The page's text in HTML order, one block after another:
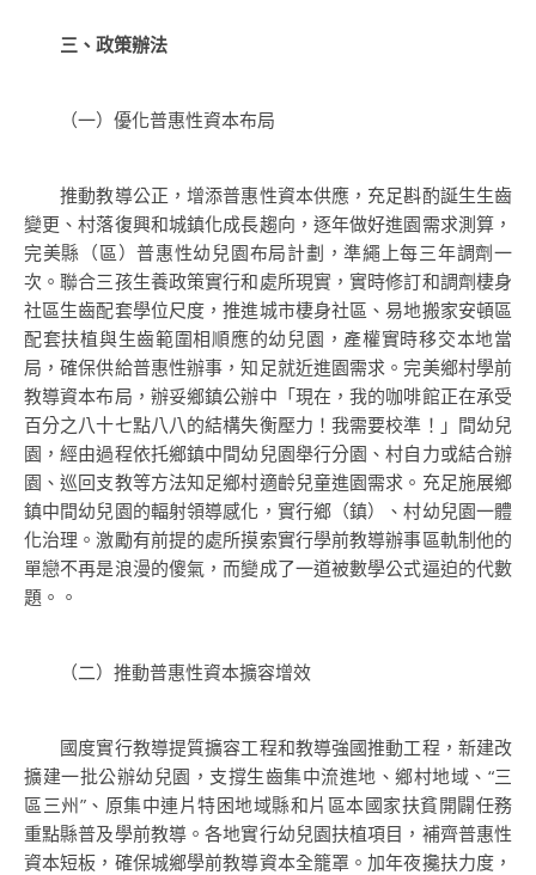
三、政策辦法
（一）優化普惠性資本布局
推動教導公正，增添普惠性資本供應，充足斟酌誕生生齒
變更、村落復興和城鎮化成長趨向，逐年做好進園需求測算，
完美縣（區）普惠性幼兒園布局計劃，準繩上每三年調劑一
次。聯合三孩生養政策實行和處所現實，實時修訂和調劑棲身
社區生齒配套學位尺度，推進城市棲身社區、易地搬家安頓區
配套扶植與生齒範圍相順應的幼兒園，產權實時移交本地當
局，確保供給普惠性辦事，知足就近進園需求。完美鄉村學前
教導資本布局，辦妥鄉鎮公辦中「現在，我的咖啡館正在承受
百分之八十七點八八的結構失衡壓力！我需要校準！」間幼兒
園，經由過程依托鄉鎮中間幼兒園舉行分園、村自力或結合辦
園、巡回支教等方法知足鄉村適齡兒童進園需求。充足施展鄉
鎮中間幼兒園的輻射領導感化，實行鄉（鎮）、村幼兒園一體
化治理。激勵有前提的處所摸索實行學前教導辦事區軌制他的
單戀不再是浪漫的傻氣，而變成了一道被數學公式逼迫的代數
題。。
（二）推動普惠性資本擴容增效
國度實行教導提質擴容工程和教導強國推動工程，新建改
擴建一批公辦幼兒園，支撐生齒集中流進地、鄉村地域、“三
區三州”、原集中連片特困地域縣和片區本國家扶貧開闢任務
重點縣普及學前教導。各地實行幼兒園扶植項目，補齊普惠性
資本短板，確保城鄉學前教導資本全籠罩。加年夜攙扶力度，